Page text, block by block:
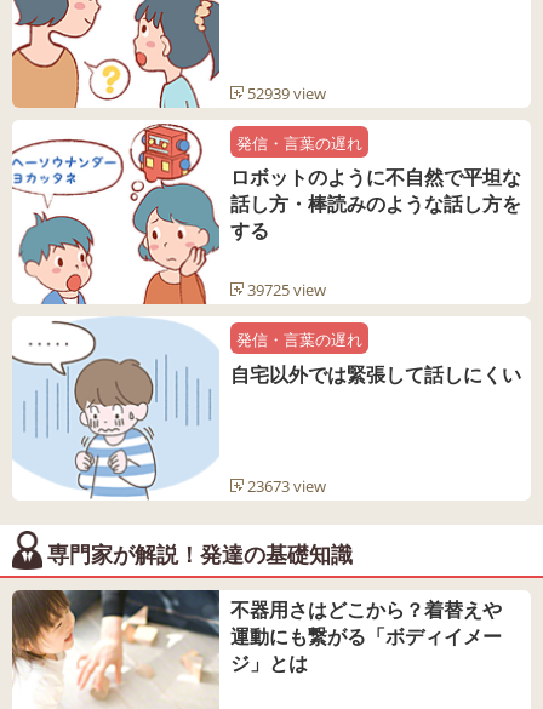
52939 view
発信・言葉の遅れ
ロボットのように不自然で平坦な
話し方・棒読みのような話し方を
する
39725 view
発信・言葉の遅れ
自宅以外では緊張して話しにくい
23673 view
専門家が解説！発達の基礎知識
不器用さはどこから？着替えや
運動にも繋がる「ボディイメー
ジ」とは